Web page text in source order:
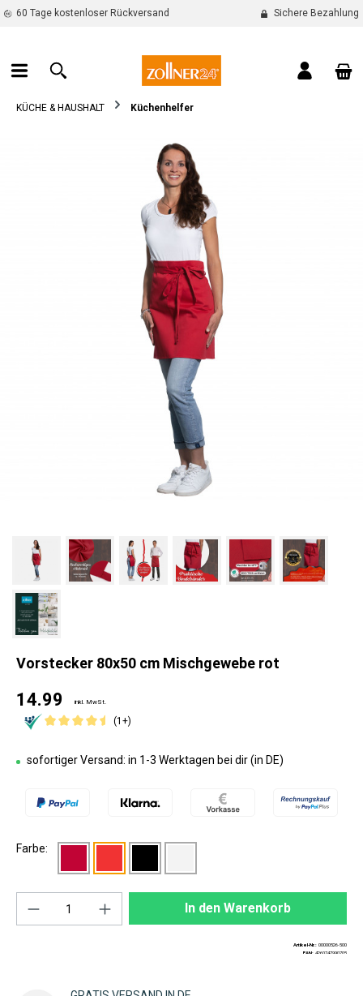
springen
60 Tage kostenloser Rückversand Sichere Bezahlung
KÜCHE & HAUSHALT Küchenhelfer
Vorstecker 80x50 cm Mischgewebe rot
14.99 inkl. MwSt.
(1+)
sofortiger Versand: in 1-3 Werktagen bei dir (in DE)
Farbe:
Produkt Anzahl: Gib den gewünschten
In den Warenkorb
Artikel-Nr.: 00000526-500
EAN: 4260747990705